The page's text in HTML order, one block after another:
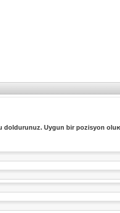
doldurunuz. Uygun bir pozisyon